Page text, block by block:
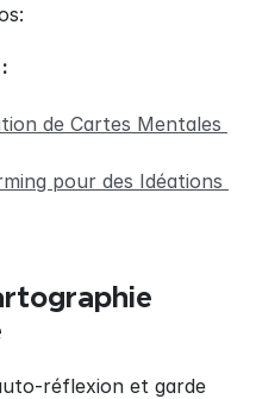
de Cartes Mentales
pour des Idéations
réflexion et garde